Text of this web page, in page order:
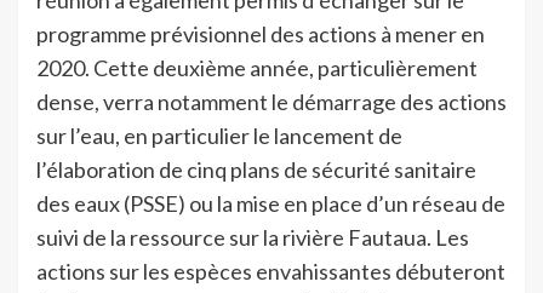
programme prévisionnel des actions à mener en
2020. Cette deuxième année, particulièrement
dense, verra notamment le démarrage des actions
sur l’eau, en particulier le lancement de
l’élaboration de cinq plans de sécurité sanitaire
des eaux (PSSE) ou la mise en place d’un réseau de
suivi de la ressource sur la rivière Fautaua. Les
actions sur les espèces envahissantes débuteront